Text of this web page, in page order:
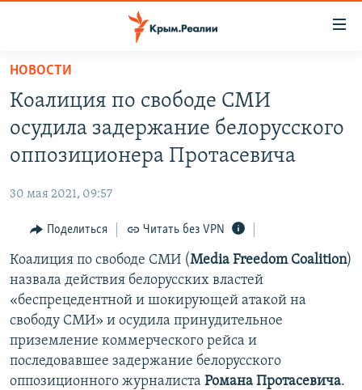
Вернуться
основному
содержанию
Вернутся
главной
Вернутся
поиску
СПЕЦПРОЕКТЫ
11 ЛЕТ ОККУПАЦИИ КРЫМА. 11 ИСТОРИЙ СОПРОТИВЛЕНИЯ
ВОДА
ЕЩЕ
ИНТЕРАКТИВ
ИНФОГРАФИКА
ТЕЛЕПРОЕКТ КРЫМ.РЕАЛИИ
СОВЕТЫ ПРАВОЗАЩИТНИКОВ
ПРОПАВШИЕ БЕЗ ВЕСТИ
ПОБЕДИТЕЛЕЙ НЕ СУДЯТ?
РАДІО СВОБОДА
КАК ОБОЙТИ БЛОКИРОВКУ
Українською
Qırımtatar
ПРИСОЕДИНЯЙТЕСЬ!
НОВОСТИ
Коалиция по свободе СМИ
осудила задержание белорусского
оппозиционера Протасевича
30 мая 2021, 09:57
Поделиться Читать без VPN
Коалиция по свободе СМИ (Media Freedom Coalition)
назвала действия белорусских властей
«беспрецедентной и шокирующей атакой на
свободу СМИ» и осудила принудительное
приземление коммерческого рейса и
последовавшее задержание белорусского
оппозиционного журналиста Романа Протасевича.